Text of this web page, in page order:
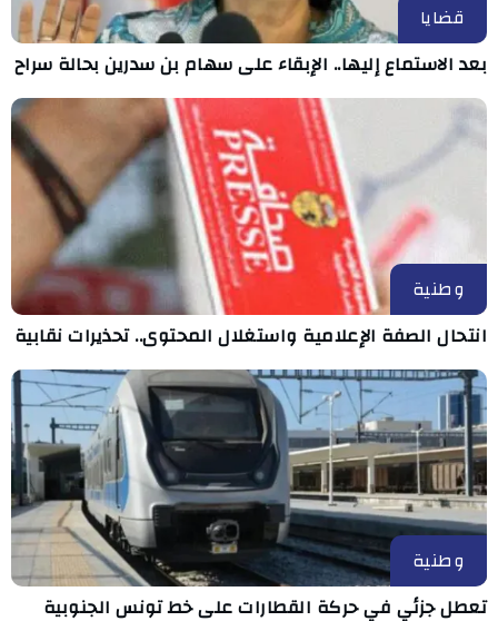
قضايا
بعد الاستماع إليها.. الإبقاء على سهام بن سدرين بحالة سراح
وطنية
انتحال الصفة الإعلامية واستغلال المحتوى.. تحذيرات نقابية
وطنية
تعطل جزئي في حركة القطارات على خط تونس الجنوبية